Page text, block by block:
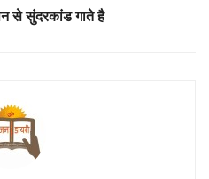
से सुंदरकांड गाते है